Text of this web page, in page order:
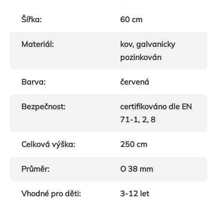
Šířka: 60 cm
Materiál:
kov, galvanicky
pozinkován
Barva: červená
Bezpečnost:
certifikováno dle EN
71-1, 2, 8
Celková výška: 250 cm
Průměr: O 38 mm
Vhodné pro děti: 3-12 let